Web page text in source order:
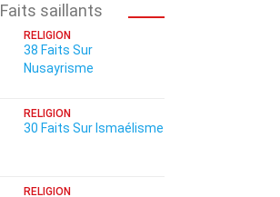
Faits saillants
RELIGION
38 Faits Sur
Nusayrisme
RELIGION
30 Faits Sur Ismaélisme
RELIGION